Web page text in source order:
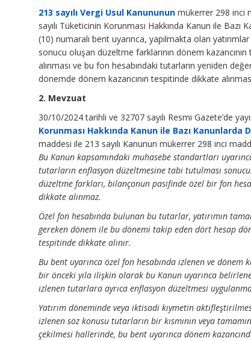
213 sayılı Vergi Usul Kanununun mükerrer 298 inci
sayılı Tüketicinin Korunması Hakkında Kanun ile
(10) numaralı bent uyarınca, yapılmakta olan
sonucu oluşan düzeltme farklarının dönem
alınması ve bu fon hesabındaki tutarların yeniden
dönemde dönem kazancının tespitinde dikkate
2. Mevzuat
30/10/2024 tarihli ve 32707 sayılı Resmi Gazete’de
Korunması Hakkında Kanun ile Bazı Kanunlarda
maddesi ile 213 sayılı Kanunun mükerrer 298 inci
Bu Kanun kapsamındaki muhasebe standartları
tutarların enflasyon düzeltmesine tabi tutulması
düzeltme farkları, bilançonun pasifinde özel bir fon
dikkate alınmaz.
Özel fon hesabında bulunan bu tutarlar, yatırımın
gereken dönem ile bu dönemi takip eden dört hesap
tespitinde dikkate alınır.
Bu bent uyarınca özel fon hesabında izlenen ve
bir önceki yıla ilişkin olarak bu Kanun uyarınca
izlenen tutarlara ayrıca enflasyon düzeltmesi
Yatırım döneminde veya iktisadi kıymetin
izlenen söz konusu tutarların bir kısmının veya
çekilmesi hallerinde, bu bent uyarınca dönem